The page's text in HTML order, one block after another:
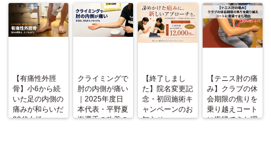
なしで眠れるま
で
【有痛性外脛
骨】小6から続
いた足の内側の
痛みが和らいだ
20代女性
クライミングで
肘の内側が痛い
｜2025年度日
本代表・平野夏
海選手の改善の
【終了しまし
た】院名変更記
念・初回施術キ
ャンペーンのお
知らせ
【テニス肘の痛
み】クラブの休
会期限の焦りを
乗り越えコート
に復帰できた理